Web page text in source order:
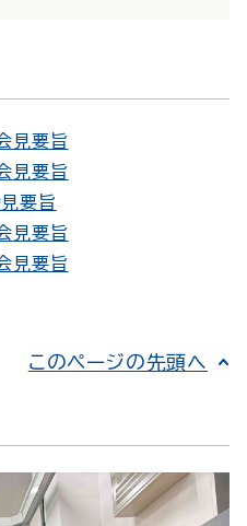
見要旨
見要旨
要旨
見要旨
見要旨
このページの先頭へ